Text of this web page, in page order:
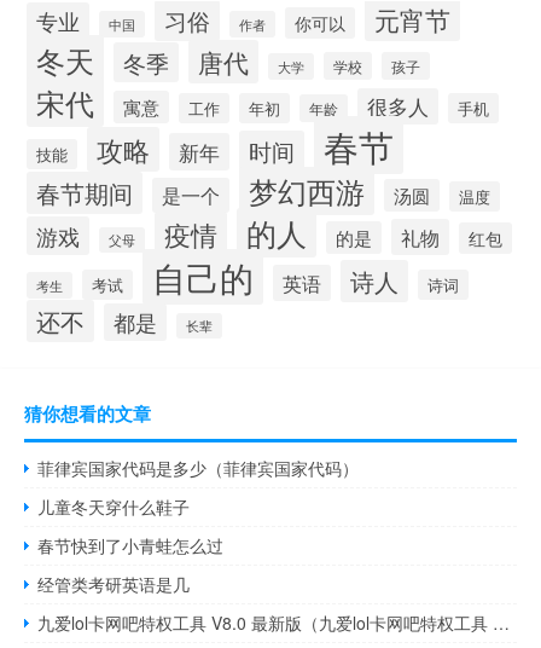
专业 中国 习俗 作者 你可以 元宵节
冬天 冬季 唐代 大学 学校 孩子
宋代 寓意 工作 年初 年龄 很多人
手机
技能
攻略 新年 时间 春节
春节期间 是一个 梦幻西游 汤圆 温度
游戏 父母 疫情 的人 的是 礼物 红包
考生 考试 自己的 英语 诗人 诗词
还不 都是 长辈
猜你想看的文章
菲律宾国家代码是多少（菲律宾国家代码）
儿童冬天穿什么鞋子
春节快到了小青蛙怎么过
经管类考研英语是几
九爱lol卡网吧特权工具 V8.0 最新版（九爱lol卡网吧特权工具 V8.0 最新版功能简介）